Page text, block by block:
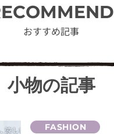
おすすめ記事
小物の記事